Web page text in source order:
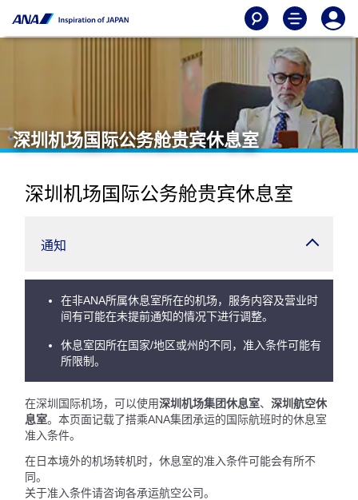
深圳机场国际公务舱贵宾休息室
深圳机场国际公务舱贵宾休息室
通知
在非ANA所属休息室所在的机场，服务内容及营业时
间有可能在未提前通知的情况下进行调整。
休息室因所在国家/地区或州的不同，准入条件可能有
所限制。
在深圳国际机场，可以使用深圳机场集团休息室、 深圳航空休
息室。本页面记载了搭乘ANA集团承运的国际航班时的休息室
准入条件。
在日本境外的机场转机时，休息室的准入条件可能会有所不
同。
关于准入条件请咨询各承运航空公司。